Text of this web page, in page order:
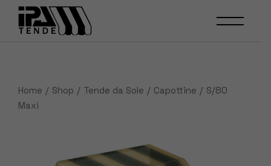
content
Home Shop Tende da Sole Capottine
S/80
Maxi